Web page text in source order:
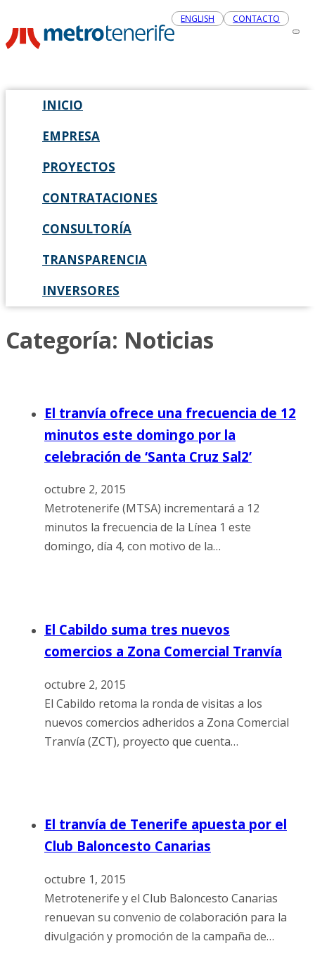
ENGLISH CONTACTO
INICIO
EMPRESA
PROYECTOS
CONTRATACIONES
CONSULTORÍA
TRANSPARENCIA
INVERSORES
Categoría: Noticias
El tranvía ofrece una frecuencia de 12
minutos este domingo por la
celebración de ‘Santa Cruz Sal2’
octubre 2, 2015
Metrotenerife (MTSA) incrementará a 12
minutos la frecuencia de la Línea 1 este
domingo, día 4, con motivo de la…
El Cabildo suma tres nuevos
comercios a Zona Comercial Tranvía
octubre 2, 2015
El Cabildo retoma la ronda de visitas a los
nuevos comercios adheridos a Zona Comercial
Tranvía (ZCT), proyecto que cuenta…
El tranvía de Tenerife apuesta por el
Club Baloncesto Canarias
octubre 1, 2015
Metrotenerife y el Club Baloncesto Canarias
renuevan su convenio de colaboración para la
divulgación y promoción de la campaña de…